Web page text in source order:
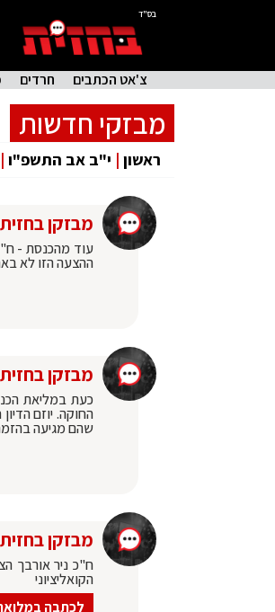
בס"ד
צ'אט הכתבים חרדים
מבזקי חדשות
ראשון | י"ב אב התשפ"ו |
מבזקן בחזית
עוד מהכנסת -
ההצעה הזו לא
מבזקן בחזית
כעת במליאת
החוקה. יוזם
שהם מגיעה
מבזקן בחזית
ח"כ ניר אורבך
הקואליציוני
לכתבה